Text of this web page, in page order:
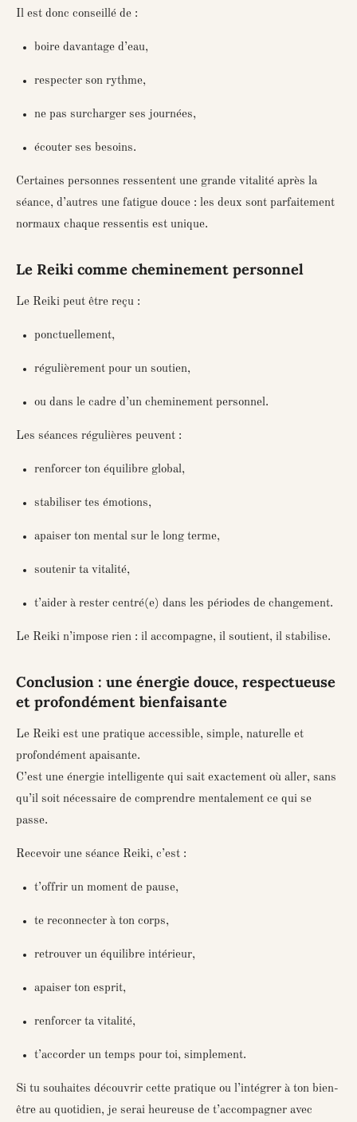
Il est donc conseillé de :
boire davantage d’eau,
respecter son rythme,
ne pas surcharger ses journées,
écouter ses besoins.
Certaines personnes ressentent une grande vitalité après la
séance, d’autres une fatigue douce : les deux sont parfaitement
normaux chaque ressentis est unique.
Le Reiki comme cheminement personnel
Le Reiki peut être reçu :
ponctuellement,
régulièrement pour un soutien,
ou dans le cadre d’un cheminement personnel.
Les séances régulières peuvent :
renforcer ton équilibre global,
stabiliser tes émotions,
apaiser ton mental sur le long terme,
soutenir ta vitalité,
t’aider à rester centré(e) dans les périodes de changement.
Le Reiki n’impose rien : il accompagne, il soutient, il stabilise.
Conclusion : une énergie douce, respectueuse
et profondément bienfaisante
Le Reiki est une pratique accessible, simple, naturelle et
profondément apaisante.
C’est une énergie intelligente qui sait exactement où aller, sans
qu’il soit nécessaire de comprendre mentalement ce qui se
passe.
Recevoir une séance Reiki, c’est :
t’offrir un moment de pause,
te reconnecter à ton corps,
retrouver un équilibre intérieur,
apaiser ton esprit,
renforcer ta vitalité,
t’accorder un temps pour toi, simplement.
Si tu souhaites découvrir cette pratique ou l’intégrer à ton bien-
être au quotidien, je serai heureuse de t’accompagner avec